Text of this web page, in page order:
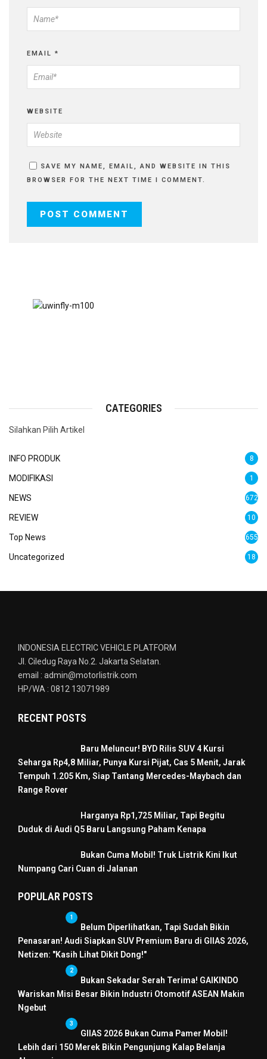
EMAIL *
WEBSITE
SAVE MY NAME, EMAIL, AND WEBSITE IN THIS
BROWSER FOR THE NEXT TIME I COMMENT.
CATEGORIES
Silahkan Pilih Artikel
INFO PRODUK 8
MODIFIKASI 1
NEWS 672
REVIEW 10
Top News 655
Uncategorized 18
INDONESIA ELECTRIC VEHICLE PLATFORM
Jl. Ciledug Raya No.2. Jakarta Selatan.
email : admin@motorlistrik.com
HP/WA : 0812 13071989
RECENT POSTS
Baru Meluncur! BYD Rilis SUV 4 Kursi
Seharga Rp4,8 Miliar, Punya Kursi Pijat, Cas 5 Menit, Jarak
Tempuh 1.205 Km, Siap Tantang Mercedes-Maybach dan
Range Rover
Harganya Rp1,725 Miliar, Tapi Begitu
Duduk di Audi Q5 Baru Langsung Paham Kenapa
Bukan Cuma Mobil! Truk Listrik Kini Ikut
Numpang Cari Cuan di Jalanan
POPULAR POSTS
1
Belum Diperlihatkan, Tapi Sudah Bikin
Penasaran! Audi Siapkan SUV Premium Baru di GIIAS 2026,
Netizen: "Kasih Lihat Dikit Dong!"
2
Bukan Sekadar Serah Terima! GAIKINDO
Wariskan Misi Besar Bikin Industri Otomotif ASEAN Makin
Ngebut
3
GIIAS 2026 Bukan Cuma Pamer Mobil!
Lebih dari 150 Merek Bikin Pengunjung Kalap Belanja